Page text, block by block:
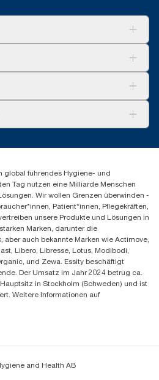
GmbH
8:00-15:00
global führendes Hygiene- und
Tag nutzen eine Milliarde Menschen
Wir wollen Grenzen überwinden -
Patient*innen, Pflegekräften,
unsere Produkte und Lösungen in
Marken, darunter die
aber auch bekannte Marken wie Actimove,
Libero, Libresse, Lotus, Modibodi,
und Zewa. Essity beschäftigt
Der Umsatz im Jahr 2024 betrug ca.
in Stockholm (Schweden) und ist
Weitere Informationen auf
and Health AB